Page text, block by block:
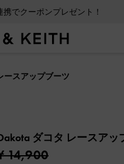
でクーポンプレゼント！
ースアップブーツ
ダコタ レースアッ
14,900